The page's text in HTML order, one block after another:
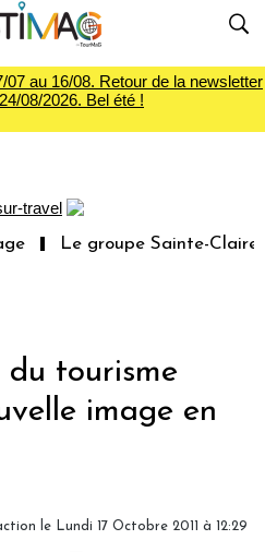
au 16/08. Retour de la newsletter
08/2026. Bel été !
Le groupe Sainte-Claire
du tourisme
image en
le Lundi 17 Octobre 2011 à 12:29